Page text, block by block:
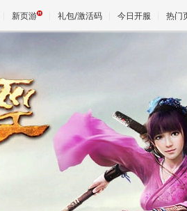
新页游 礼包/激活码 今日开服 热门
王